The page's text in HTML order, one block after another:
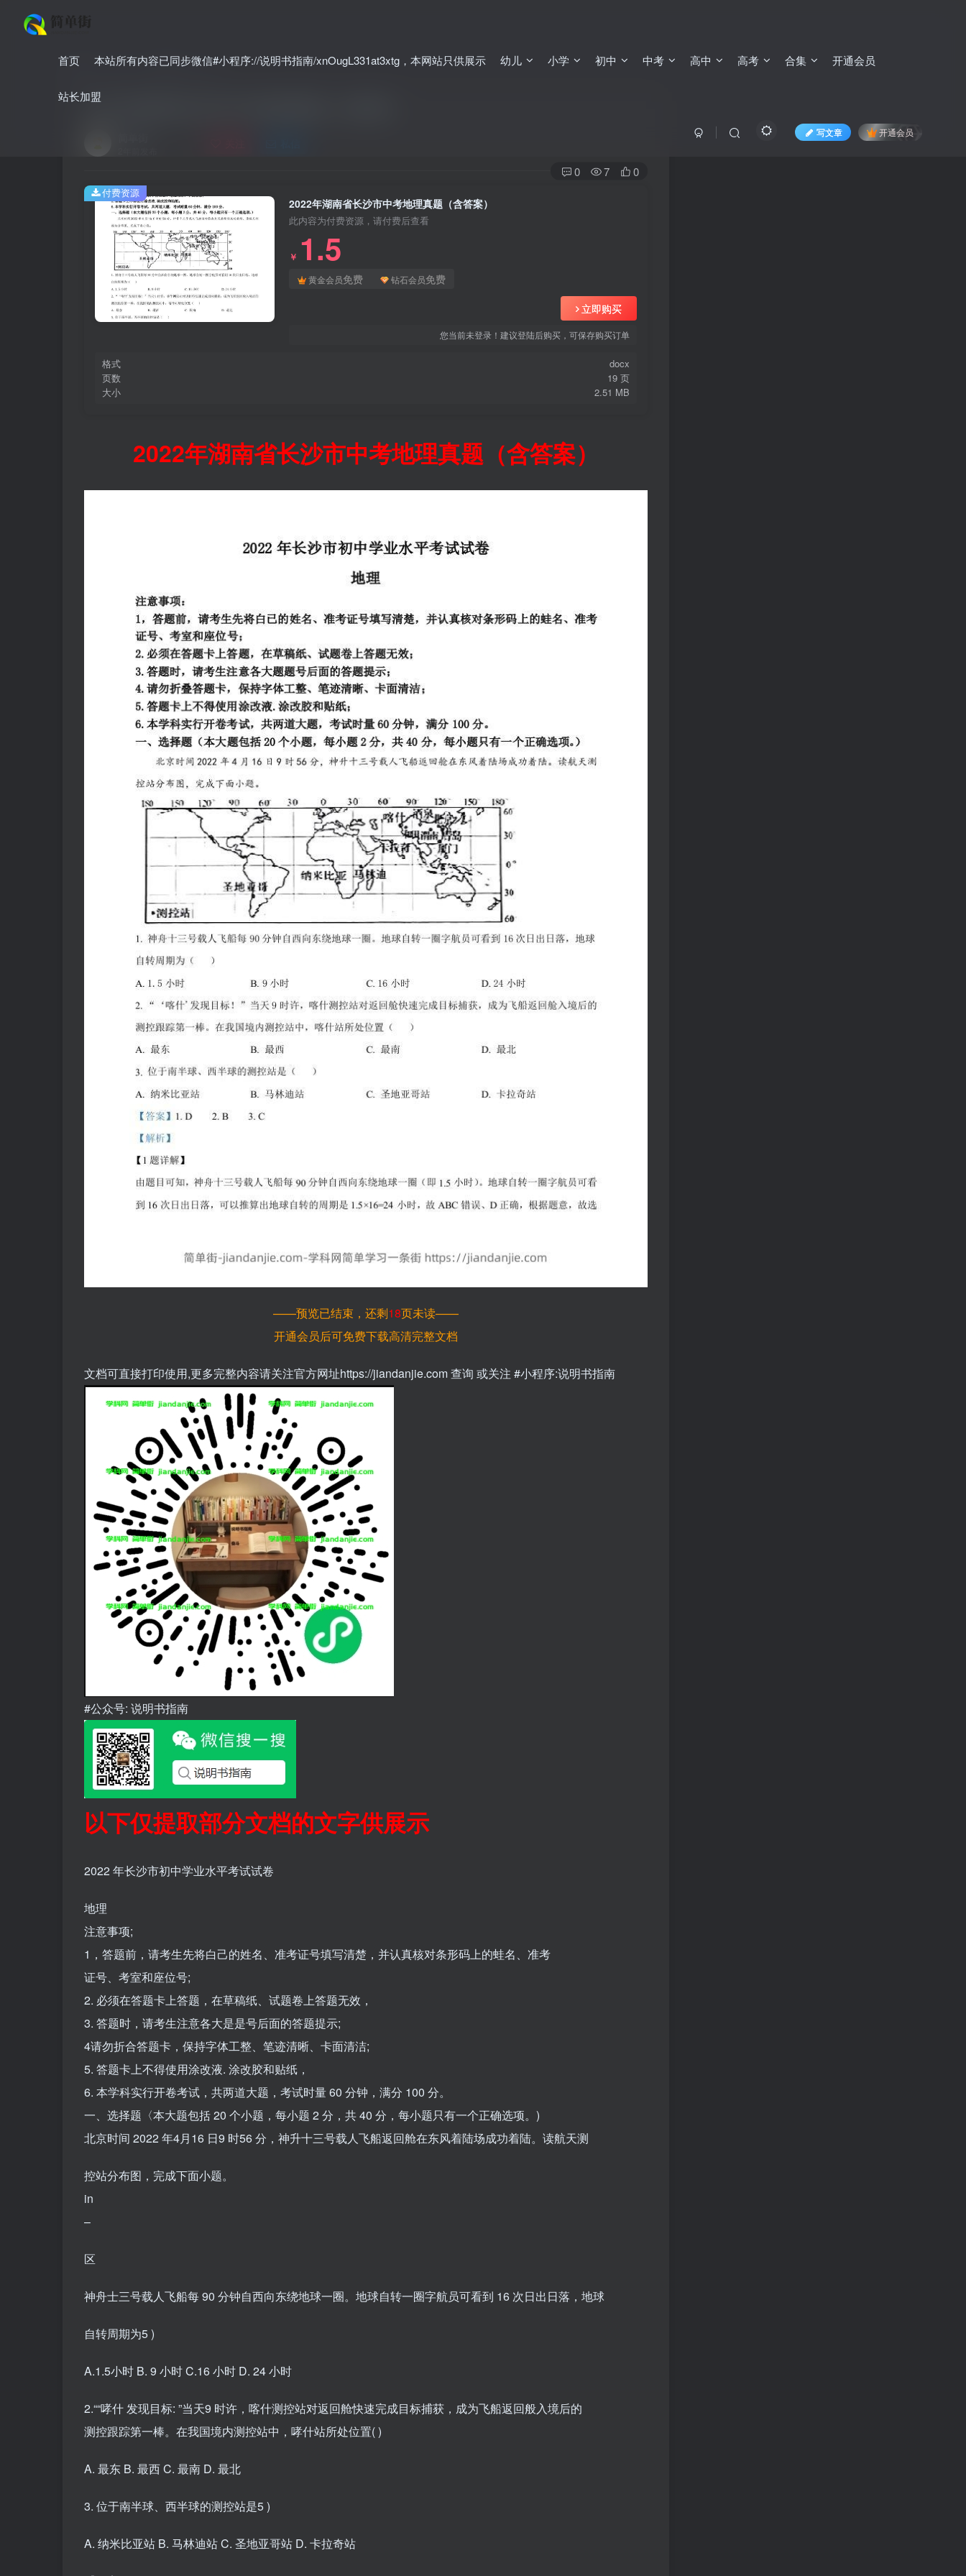
首页 本站所有内容已同步微信#小程序://说明书指南/xnOugL331at3xtg，本网站只供展示 幼儿 小学 初中 中考 高中 高考 合集 开通会员
站长加盟
写文章 开通会员
首页 中考 中考真题 正文
2022年湖南省长沙市中考地理真题（含答案）
0 7 0
2022年湖南省长沙市中考地理真题（含答案）
此内容为付费资源，请付费后查看
￥ 1.5
黄金会员免费 钻石会员免费
立即购买
您当前未登录！建议登陆后购买，可保存购买订单
格式
docx
页数
19 页
大小
2.51 MB
付费资源
2022年湖南省长沙市中考地理真题（含答案）
——预览已结束，还剩18页未读——
开通会员后可免费下载高清完整文档
文档可直接打印使用,更多完整内容请关注官方网址https://jiandanjie.com 查询 或关注 #小程序:说明书指南
#公众号: 说明书指南
以下仅提取部分文档的文字供展示
2022 年长沙市初中学业水平考试试卷
地理
注意事项;
1，答题前，请考生先将白己的姓名、准考证号填写清楚，并认真核对条形码上的蛙名、准考
证号、考室和座位号;
2. 必须在答题卡上答题，在草稿纸、试题卷上答题无效，
3. 答题时，请考生注意各大是是号后面的答题提示;
4请勿折合答题卡，保持字体工整、笔迹清晰、卡面清洁;
5. 答题卡上不得使用涂改液. 涂改胶和贴纸，
6. 本学科实行开卷考试，共两道大题，考试时量 60 分钟，满分 100 分。
一、选择题〈本大题包括 20 个小题，每小题 2 分，共 40 分，每小题只有一个正确选项。)
北京时间 2022 年4月16 日9 时56 分，神升十三号载人飞船返回舱在东风着陆场成功着陆。读航天测
控站分布图，完成下面小题。
in
–
区
神舟士三号载人飞船每 90 分钟自西向东绕地球一圈。地球自转一圈字航员可看到 16 次日出日落，地球
自转周期为5 )
A.1.5小时 B. 9 小时 C.16 小时 D. 24 小时
2.““哮什 发现目标: ”当天9 时许，喀什测控站对返回舱快速完成目标捕获，成为飞船返回般入境后的
测控跟踪第一棒。在我国境内测控站中，哮什站所处位置( )
A. 最东 B. 最西 C. 最南 D. 最北
3. 位于南半球、西半球的测控站是5 )
A. 纳米比亚站 B. 马林迪站 C. 圣地亚哥站 D. 卡拉奇站